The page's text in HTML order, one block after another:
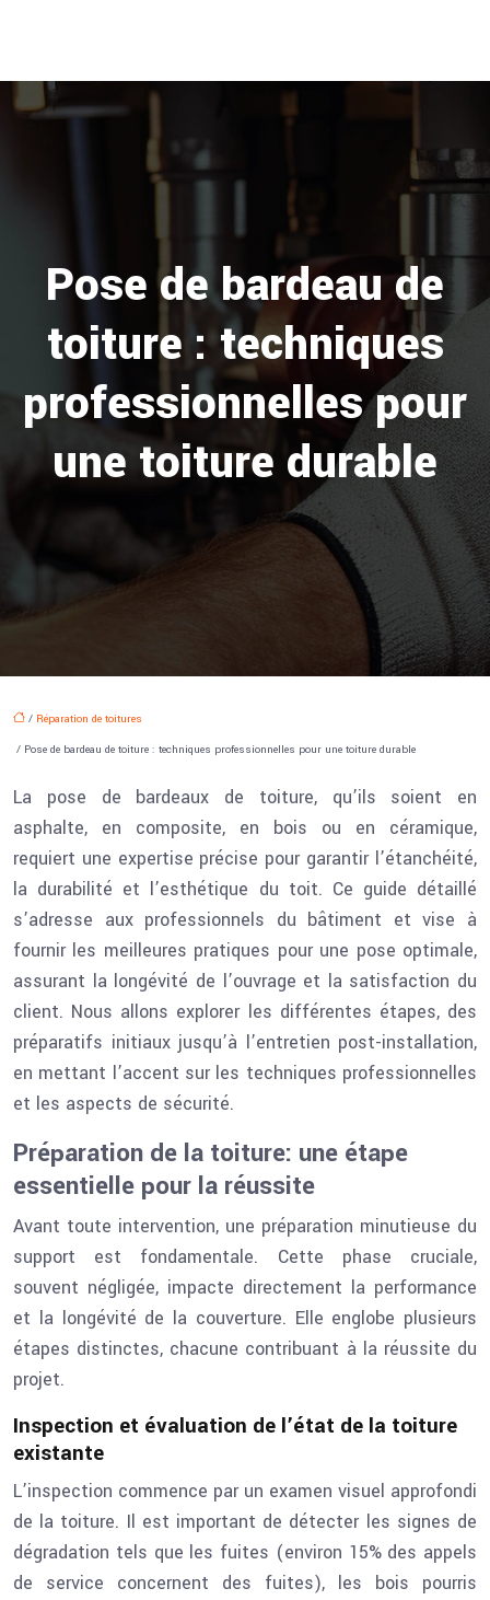
Pose de bardeau de
toiture : techniques
professionnelles pour
une toiture durable
/ Réparation de toitures
/ Pose de bardeau de toiture : techniques professionnelles pour une toiture durable
La pose de bardeaux de toiture, qu’ils soient en
asphalte, en composite, en bois ou en céramique,
requiert une expertise précise pour garantir l’étanchéité,
la durabilité et l’esthétique du toit. Ce guide détaillé
s’adresse aux professionnels du bâtiment et vise à
fournir les meilleures pratiques pour une pose optimale,
assurant la longévité de l’ouvrage et la satisfaction du
client. Nous allons explorer les différentes étapes, des
préparatifs initiaux jusqu’à l’entretien post-installation,
en mettant l’accent sur les techniques professionnelles
et les aspects de sécurité.
Préparation de la toiture: une étape
essentielle pour la réussite
Avant toute intervention, une préparation minutieuse du
support est fondamentale. Cette phase cruciale,
souvent négligée, impacte directement la performance
et la longévité de la couverture. Elle englobe plusieurs
étapes distinctes, chacune contribuant à la réussite du
projet.
Inspection et évaluation de l’état de la toiture
existante
L’inspection commence par un examen visuel approfondi
de la toiture. Il est important de détecter les signes de
dégradation tels que les fuites (environ 15% des appels
de service concernent des fuites), les bois pourris